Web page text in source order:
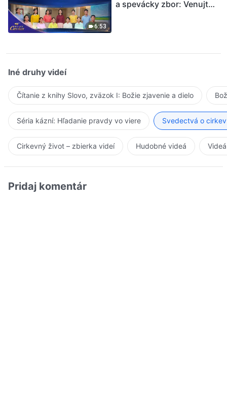
6:53
a spevácky zbor: Venujte
Iné druhy videí
Čítanie z knihy Slovo, zväzok I: Božie zjavenie a dielo
Séria kázní: Hľadanie pravdy vo viere Svedectvá o
Cirkevný život – zbierka videí Hudobné videá
Pridaj komentár